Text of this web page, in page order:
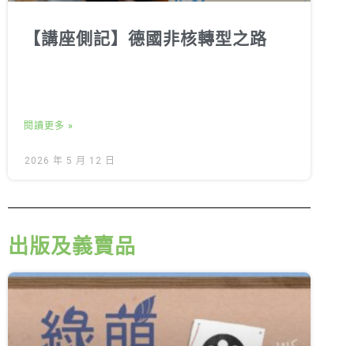
【講座側記】德國非核轉型之路
閱讀更多 »
2026 年 5 月 12 日
出版及義賣品